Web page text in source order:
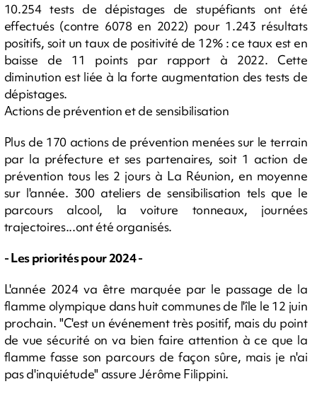
10.254 tests de dépistages de stupéfiants ont été
effectués (contre 6078 en 2022) pour 1.243 résultats
positifs, soit un taux de positivité de 12% : ce taux est en
baisse de 11 points par rapport à 2022. Cette
diminution est liée à la forte augmentation des tests de
dépistages.
Actions de prévention et de sensibilisation
Plus de 170 actions de prévention menées sur le terrain
par la préfecture et ses partenaires, soit 1 action de
prévention tous les 2 jours à La Réunion, en moyenne
sur l'année. 300 ateliers de sensibilisation tels que le
parcours alcool, la voiture tonneaux, journées
trajectoires...ont été organisés.
- Les priorités pour 2024 -
L'année 2024 va être marquée par le passage de la
flamme olympique dans huit communes de l'île le 12 juin
prochain. "C'est un événement très positif, mais du point
de vue sécurité on va bien faire attention à ce que la
flamme fasse son parcours de façon sûre, mais je n'ai
pas d'inquiétude" assure Jérôme Filippini.